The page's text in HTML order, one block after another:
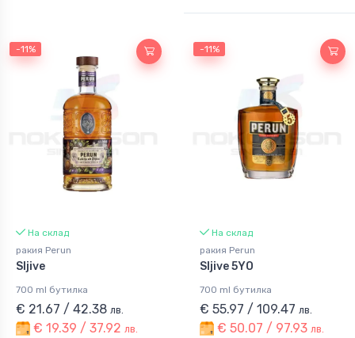
-11%
На склад
ракия Perun
Sljive
700 ml бутилка
€ 21.67 / 42.38 лв.
€ 19.39 / 37.92 лв.
-11%
На склад
ракия Perun
Sljive 5YO
700 ml бутилка
€ 55.97 / 109.47 лв.
€ 50.07 / 97.93 лв.